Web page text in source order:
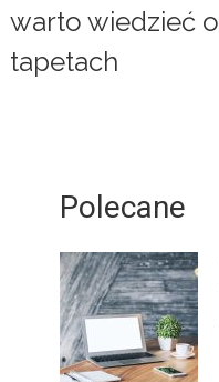
warto wiedzieć o
tapetach
Polecane